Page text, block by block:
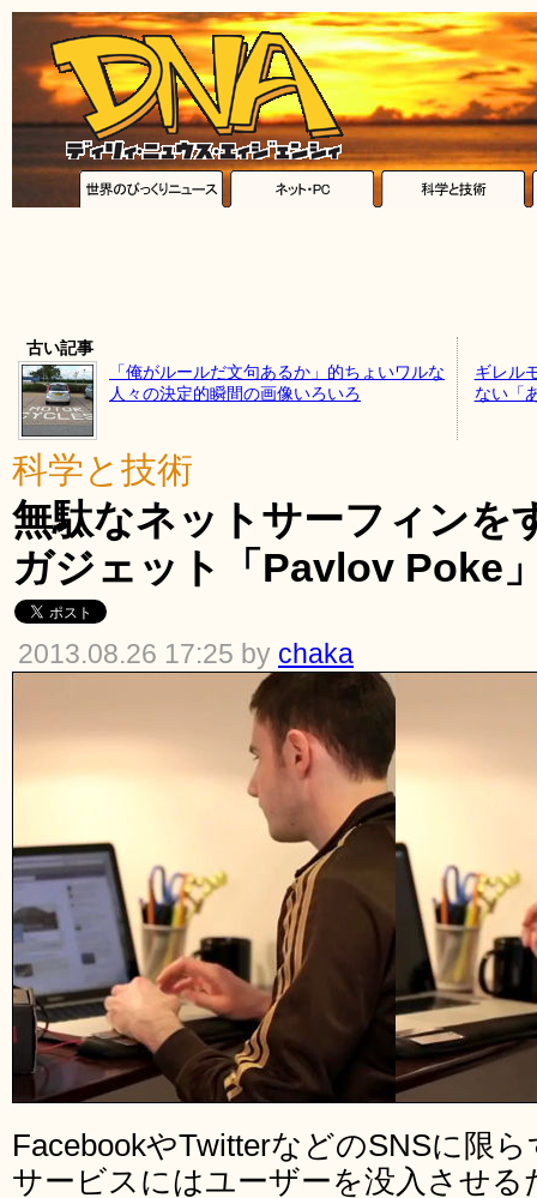
古い記事
「俺がルールだ文句あるか」的ちょいワルな
人々の決定的瞬間の画像いろいろ
ギレル
ない「
科学と技術
無駄なネットサーフィンを
ガジェット「Pavlov Poke
2013.08.26 17:25 by chaka
FacebookやTwitterなどのSNSに限
サービスにはユーザーを没入させ